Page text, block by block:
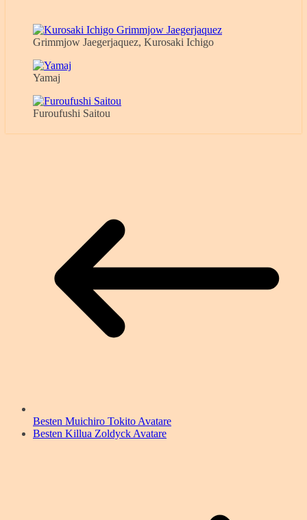
Grimmjow Jaegerjaquez, Kurosaki Ichigo
Yamaj
Furoufushi Saitou
Besten Muichiro Tokito Avatare
Besten Killua Zoldyck Avatare